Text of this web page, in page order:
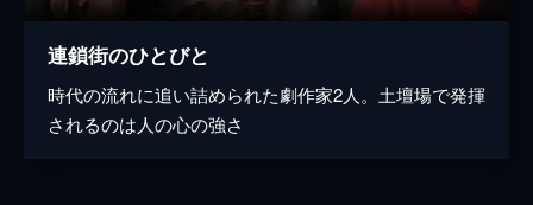
連鎖街のひとびと
時代の流れに追い詰められた劇作家2人。土壇場で発揮
されるのは人の心の強さ